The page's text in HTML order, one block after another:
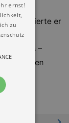
illustrierte er
Zirkus –
ernst!
zu